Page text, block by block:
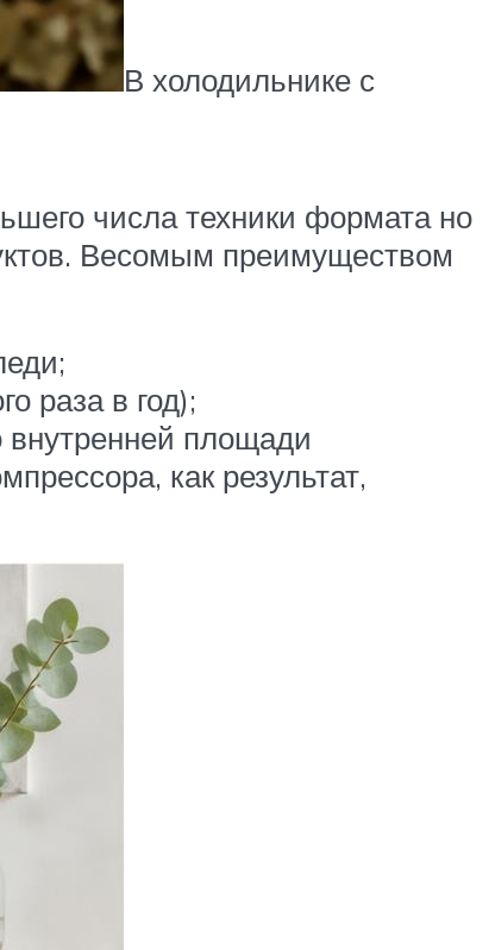
В холодильнике с
числа техники формата но
Весомым преимуществом
раза в год);
внутренней площади
как результат,